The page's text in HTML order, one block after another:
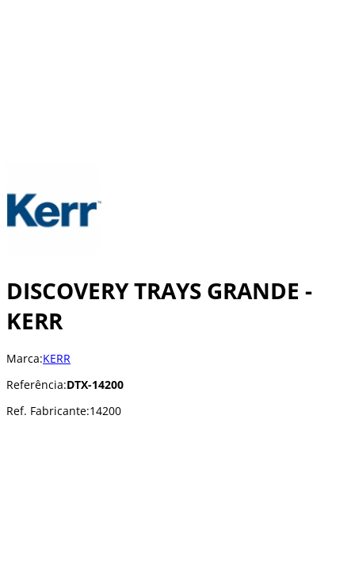
DISCOVERY TRAYS GRANDE -
KERR
Marca:KERR
Referência:DTX-14200
Ref. Fabricante:14200